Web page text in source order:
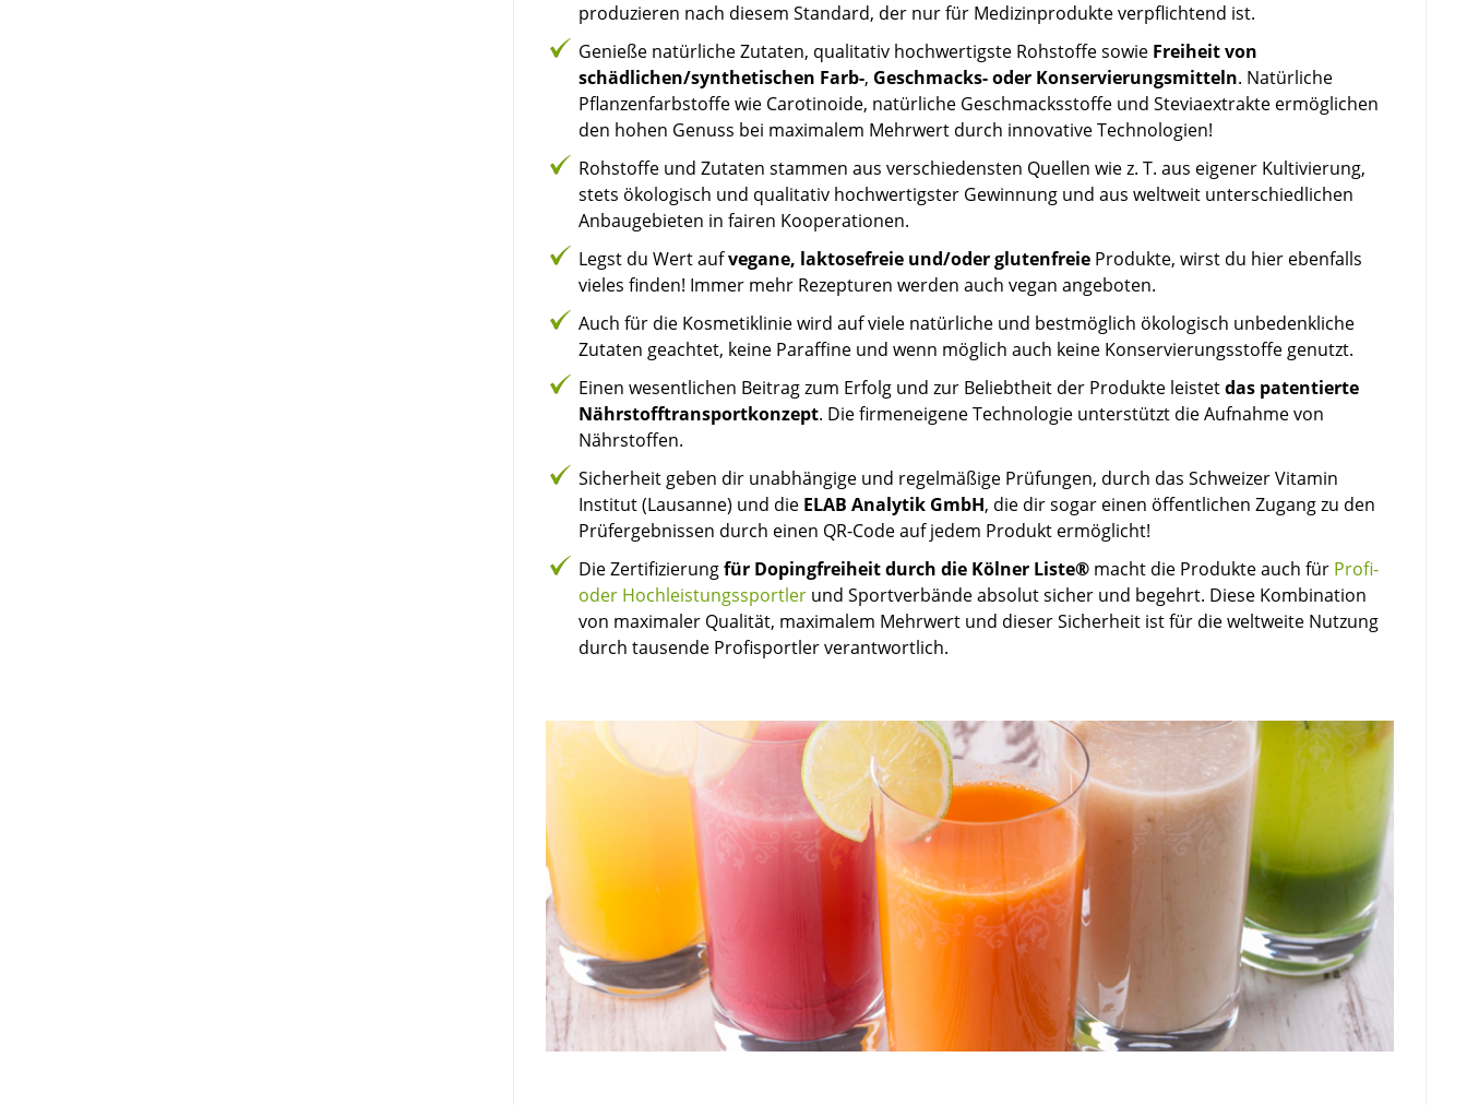
produzieren nach diesem Standard, der nur für Medizinprodukte verpflichtend ist.
Genieße natürliche Zutaten, qualitativ hochwertigste Rohstoffe sowie Freiheit von
schädlichen/synthetischen Farb-, Geschmacks- oder Konservierungsmitteln. Natürliche
Pflanzenfarbstoffe wie Carotinoide, natürliche Geschmacksstoffe und Steviaextrakte ermöglichen
den hohen Genuss bei maximalem Mehrwert durch innovative Technologien!
Rohstoffe und Zutaten stammen aus verschiedensten Quellen wie z. T. aus eigener Kultivierung,
stets ökologisch und qualitativ hochwertigster Gewinnung und aus weltweit unterschiedlichen
Anbaugebieten in fairen Kooperationen.
Legst du Wert aufvegane, laktosefreie und/oder glutenfreie Produkte, wirst du hier ebenfalls
vieles finden! Immer mehr Rezepturen werden auch vegan angeboten.
Auch für die Kosmetiklinie wird auf viele natürliche und bestmöglich ökologisch unbedenkliche
Zutaten geachtet, keine Paraffine und wenn möglich auch keine Konservierungsstoffe genutzt.
Einen wesentlichen Beitrag zum Erfolg und zur Beliebtheit der Produkte leistetdas patentierte
Nährstofftransportkonzept. Die firmeneigene Technologie unterstützt die Aufnahme von
Nährstoffen.
Sicherheit geben dir unabhängige und regelmäßige Prüfungen, durch das Schweizer Vitamin
Institut (Lausanne) und die ELAB Analytik GmbH, die dir sogar einen öffentlichen Zugang zu den
Prüfergebnissen durch einen QR-Code auf jedem Produkt ermöglicht!
Die Zertifizierungfür Dopingfreiheit durch die Kölner Liste® macht die Produkte auch für Profi-
oder Hochleistungssportler und Sportverbände absolut sicher und begehrt. Diese Kombination
von maximaler Qualität, maximalem Mehrwert und dieser Sicherheit ist für die weltweite Nutzung
durch tausende Profisportler verantwortlich.